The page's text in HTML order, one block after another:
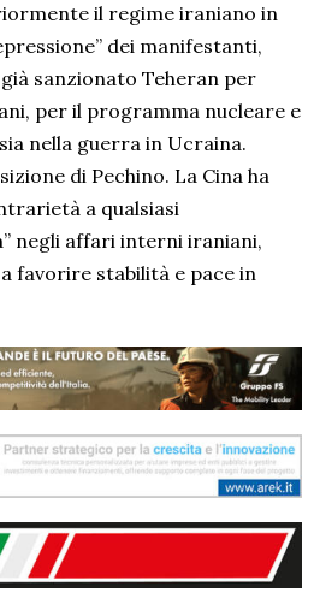
il regime iraniano in
dei manifestanti,
sanzionato Teheran per
per il programma nucleare e
nella guerra in Ucraina.
di Pechino. La Cina ha
a qualsiasi
negli affari interni iraniani,
favorire stabilità e pace in